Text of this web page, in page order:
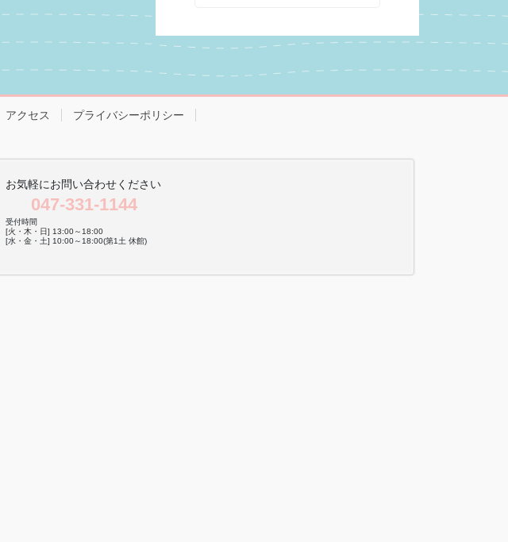
アクセス プライバシーポリシー
お気軽にお問い合わせください
047-331-1144
受付時間
[火・木・日] 13:00～18:00
[水・金・土] 10:00～18:00(第1土 休館)